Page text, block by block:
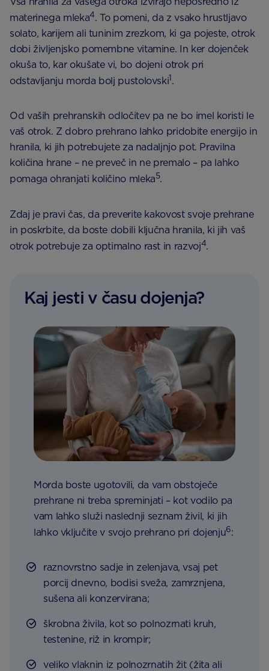
materinega mleka4. To pomeni, da z vsako hrustljavo
solato, karijem ali tuninim zrezkom, ki ga pojeste, otrok
dobi življenjsko pomembne vitamine. In ker dojenček
okuša to, kar okušate vi, bo dojeni otrok pri
odstavljanju morda bolj pustolovski1.
Od vaših prehranskih odločitev pa ne bo imel koristi le
vaš otrok. Z dobro prehrano lahko pridobite energijo in
hranila, ki jih potrebujete za nadaljnjo pot. Pravilna
količina hrane – ne preveč in ne premalo – pa lahko
pomaga ohranjati količino mleka5.
Zdaj je pravi čas, da preverite kakovost svoje prehrane
in poskrbite, da boste dobili ključna hranila, ki jih vaš
otrok potrebuje za optimalno rast in razvoj4.
Kaj jesti v času dojenja?
Morda boste ugotovili, da vam obstoječe
prehrane ni treba spreminjati – kot vodilo pa
vam lahko služi naslednji seznam živil, ki jih
lahko vključite v svojo prehrano pri dojenju6:
raznovrstno sadje in zelenjava, vsaj pet
porcij dnevno, bodisi sveža, zamrznjena,
sušena ali konzervirana;
škrobna živila, kot so polnozrnati kruh,
testenine, riž in krompir;
veliko vlaknin iz polnozrnatih žit (žita ali